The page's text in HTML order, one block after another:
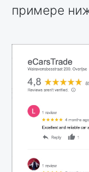
примере